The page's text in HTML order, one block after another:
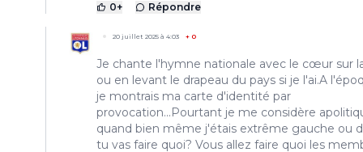
0+ Répondre
20 juillet 2025 à 4:03 + 0
Je chante l'hymne nationale avec le cœur sur
ou en levant le drapeau du pays si je l'ai.A
je montrais ma carte d'identité par
provocation...Pourtant je me considère
quand bien même j'étais extrême gauche ou
tu vas faire quoi? Vous allez faire quoi les